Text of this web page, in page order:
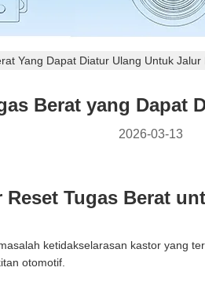
Yang Dapat Diatur Ulang Untuk
Berat yang
2026-03-13
Tugas Berat
ketidakselarasan kastor yang
otomotif.